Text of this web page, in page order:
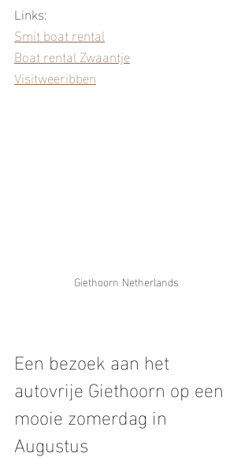
Links:
Smit boat rental
Boat rental Zwaantje
Visitweeribben
Giethoorn Netherlands
Een bezoek aan het
autovrije Giethoorn op een
mooie zomerdag in
Augustus